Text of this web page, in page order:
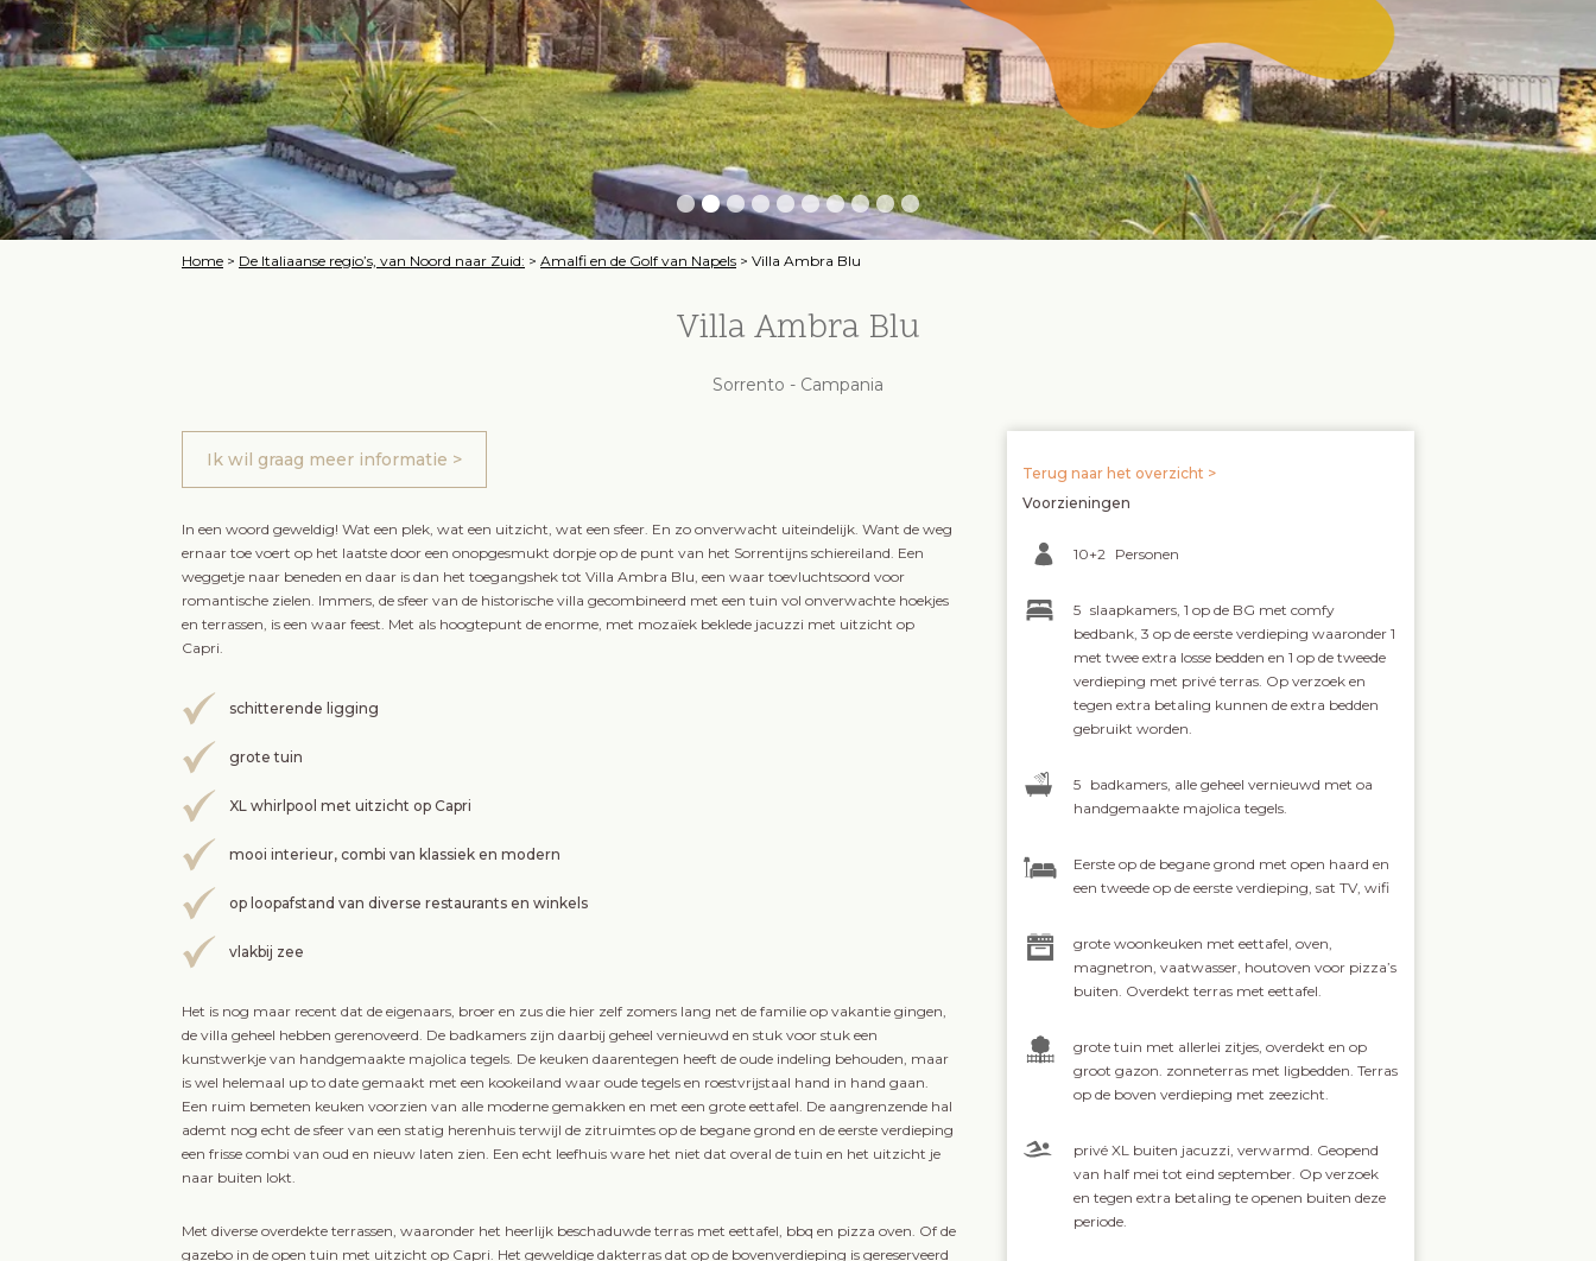
Home > De Italiaanse regio’s, van Noord naar Zuid: > Amalfi en de Golf van Napels > Villa Ambra Blu
Villa Ambra Blu
Sorrento - Campania
Ik wil graag meer informatie >
In een woord geweldig! Wat een plek, wat een uitzicht, wat een sfeer. En zo onverwacht uiteindelijk. Want de weg
ernaar toe voert op het laatste door een onopgesmukt dorpje op de punt van het Sorrentijns schiereiland. Een
weggetje naar beneden en daar is dan het toegangshek tot Villa Ambra Blu, een waar toevluchtsoord voor
romantische zielen. Immers, de sfeer van de historische villa gecombineerd met een tuin vol onverwachte hoekjes
en terrassen, is een waar feest. Met als hoogtepunt de enorme, met mozaïek beklede jacuzzi met uitzicht op
Capri.
schitterende ligging
grote tuin
XL whirlpool met uitzicht op Capri
mooi interieur, combi van klassiek en modern
op loopafstand van diverse restaurants en winkels
vlakbij zee
Het is nog maar recent dat de eigenaars, broer en zus die hier zelf zomers lang net de familie op vakantie gingen,
de villa geheel hebben gerenoveerd. De badkamers zijn daarbij geheel vernieuwd en stuk voor stuk een
kunstwerkje van handgemaakte majolica tegels. De keuken daarentegen heeft de oude indeling behouden, maar
is wel helemaal up to date gemaakt met een kookeiland waar oude tegels en roestvrijstaal hand in hand gaan.
Een ruim bemeten keuken voorzien van alle moderne gemakken en met een grote eettafel. De aangrenzende hal
ademt nog echt de sfeer van een statig herenhuis terwijl de zitruimtes op de begane grond en de eerste verdieping
een frisse combi van oud en nieuw laten zien. Een echt leefhuis ware het niet dat overal de tuin en het uitzicht je
naar buiten lokt.
Met diverse overdekte terrassen, waaronder het heerlijk beschaduwde terras met eettafel, bbq en pizza oven. Of de
gazebo in de open tuin met uitzicht op Capri. Het geweldige dakterras dat op de bovenverdieping is gereserveerd
Terug naar het overzicht >
Voorzieningen
10+2 Personen
5 slaapkamers, 1 op de BG met comfy
bedbank, 3 op de eerste verdieping waaronder 1
met twee extra losse bedden en 1 op de tweede
verdieping met privé terras. Op verzoek en
tegen extra betaling kunnen de extra bedden
gebruikt worden.
5 badkamers, alle geheel vernieuwd met oa
handgemaakte majolica tegels.
Eerste op de begane grond met open haard en
een tweede op de eerste verdieping, sat TV, wifi
grote woonkeuken met eettafel, oven,
magnetron, vaatwasser, houtoven voor pizza’s
buiten. Overdekt terras met eettafel.
grote tuin met allerlei zitjes, overdekt en op
groot gazon. zonneterras met ligbedden. Terras
op de boven verdieping met zeezicht.
privé XL buiten jacuzzi, verwarmd. Geopend
van half mei tot eind september. Op verzoek
en tegen extra betaling te openen buiten deze
periode.